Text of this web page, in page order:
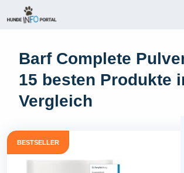
Inhalt
Barf Complete
15 besten Produkte
Vergleich
BESTSELLER